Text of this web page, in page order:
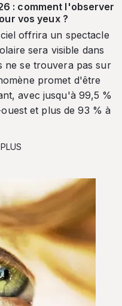
: comment l'observer
vos yeux ?
offrira un spectacle
sera visible dans
ne se trouvera pas sur
promet d'être
avec jusqu'à 99,5 %
et plus de 93 % à